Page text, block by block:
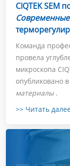
CIQTEK SEM
Команда
провела
микроскопа
опубликовано в
материалы .
>> Читать